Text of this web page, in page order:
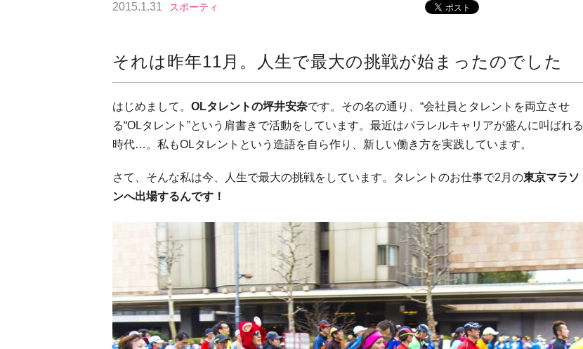
2015.1.31 スポーティ
それは昨年11月。人生で最大の挑戦が始まったのでした
はじめまして。 OLタレントの坪井安奈です。その名の通り、“会社員とタレントを両立させ
る“OLタレント”という肩書きで活動をしています。最近はパラレルキャリアが盛んに叫ばれる
時代…。私もOLタレントという造語を自ら作り、新しい働き方を実践しています。
さて、そんな私は今、人生で最大の挑戦をしています。タレントのお仕事で2月の東京マラソ
ンへ出場するんです！